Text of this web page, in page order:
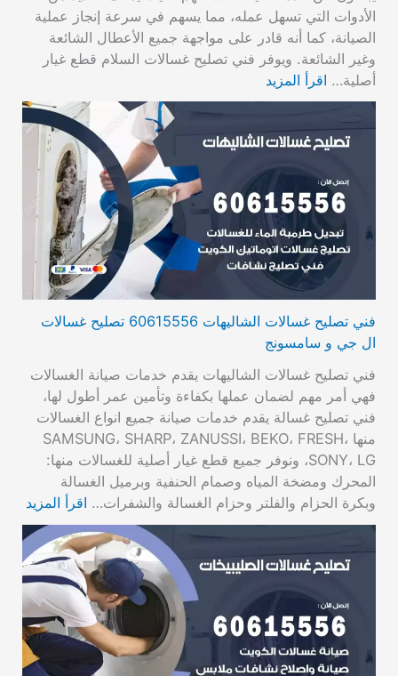
الأدوات التي تسهل عمله، مما يسهم في سرعة إنجاز عملية
الصيانة، كما أنه قادر على مواجهة جميع الأعطال الشائعة
وغير الشائعة. ويوفر فني تصليح غسالات السلام قطع غيار
أصلية… اقرأ المزيد
فني تصليح غسالات الشاليهات 60615556 تصليح غسالات
ال جي و سامسونج
فني تصليح غسالات الشاليهات يقدم خدمات صيانة الغسالات
فهي أمر مهم لضمان عملها بكفاءة وتأمين عمر أطول لها،
فني تصليح غسالة يقدم خدمات صيانة جميع انواع الغسالات
منها SAMSUNG، SHARP، ZANUSSI، BEKO، FRESH،
SONY، LG، ونوفر جميع قطع غيار أصلية للغسالات منها:
المحرك ومضخة المياه وصمام الحنفية وبرميل الغسالة
وبكرة الحزام والفلتر وحزام الغسالة والشفرات… اقرأ المزيد